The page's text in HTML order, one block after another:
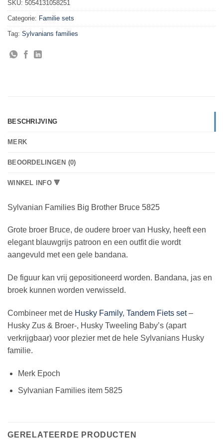
SKU: 5054131058251
Categorie: Familie sets
Tag: Sylvanians families
BESCHRIJVING
MERK
BEOORDELINGEN (0)
WINKEL INFO 🔻
Sylvanian Families Big Brother Bruce 5825
Grote broer Bruce, de oudere broer van Husky, heeft een
elegant blauwgrijs patroon en een outfit die wordt
aangevuld met een gele bandana.
De figuur kan vrij gepositioneerd worden. Bandana, jas en
broek kunnen worden verwisseld.
Combineer met de Husky Family, Tandem Fiets set–
Husky Zus & Broer-, Husky Tweeling Baby’s (apart
verkrijgbaar) voor plezier met de hele Sylvanians Husky
familie.
Merk Epoch
Sylvanian Families item 5825
GERELATEERDE PRODUCTEN